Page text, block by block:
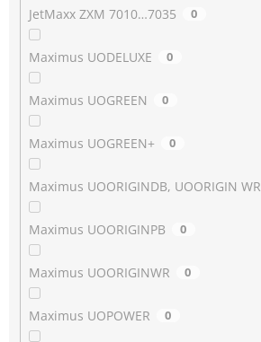
JetMaxx ZXM 7010…7035 0
Maximus UODELUXE 0
Maximus UOGREEN 0
Maximus UOGREEN+ 0
Maximus UOORIGINDB, UOORIGIN WR
Maximus UOORIGINPB 0
Maximus UOORIGINWR 0
Maximus UOPOWER 0